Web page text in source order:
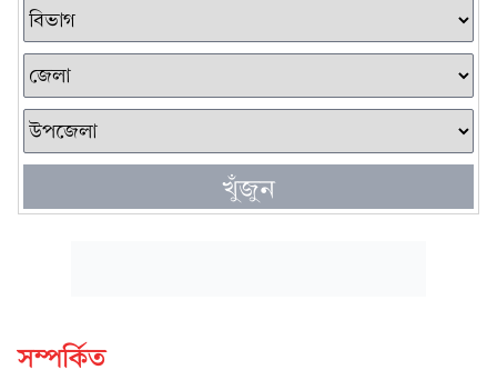
খুঁজুন
সম্পর্কিত